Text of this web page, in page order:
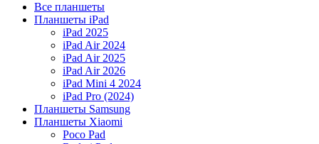
Все планшеты
Планшеты iPad
iPad 2025
iPad Air 2024
iPad Air 2025
iPad Air 2026
iPad Mini 4 2024
iPad Pro (2024)
Планшеты Samsung
Планшеты Xiaomi
Poco Pad